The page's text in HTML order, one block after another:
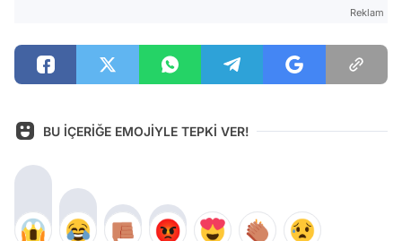
Reklam
BU İÇERİĞE EMOJİYLE TEPKİ VER!